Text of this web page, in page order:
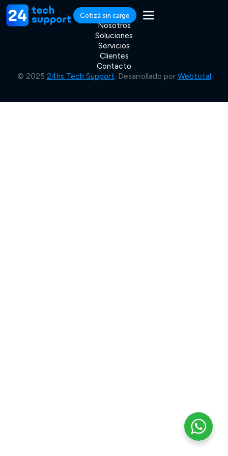
Cotizá sin cargo
Nosotros
Soluciones
Servicios
Clientes
Contacto
© 2025 24hs Tech Support. Desarrollado por Webtotal